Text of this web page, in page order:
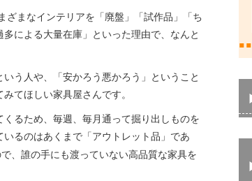
ざまなインテリアを「廃盤」「試作品」「ち
による大量在庫」といった理由で、なんと
う人や、「安かろう悪かろう」ということ
てほしい家具屋さんです。
るため、毎週、毎月通って掘り出しものを
るのはあくまで「アウトレット品」であ
、誰の手にも渡っていない高品質な家具を